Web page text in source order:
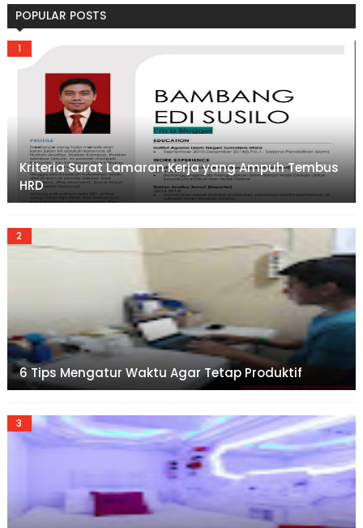
POPULAR POSTS
Kriteria Surat Lamaran Kerja yang Ampuh Tembus
HRD
6 Tips Mengatur Waktu Agar Tetap Produktif